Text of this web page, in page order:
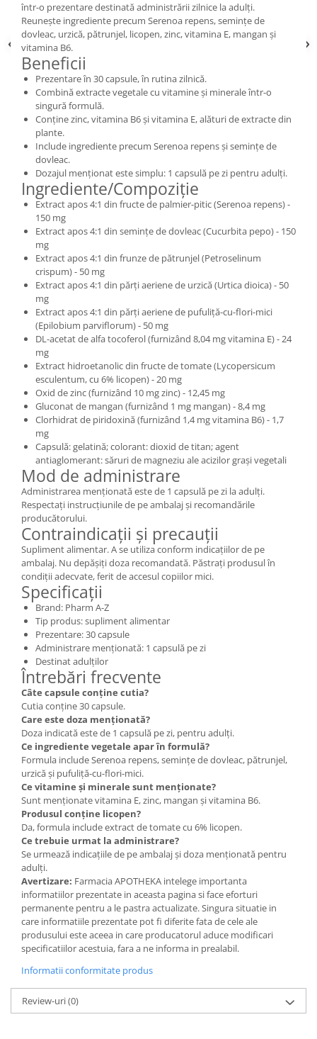
într-o prezentare destinată administrării zilnice la adulți.
Reunește ingrediente precum Serenoa repens, semințe de
dovleac, urzică, pătrunjel, licopen, zinc, vitamina E, mangan și
vitamina B6.
Beneficii
Prezentare în 30 capsule, în rutina zilnică.
Combină extracte vegetale cu vitamine și minerale într-o
singură formulă.
Conține zinc, vitamina B6 și vitamina E, alături de extracte din
plante.
Include ingrediente precum Serenoa repens și semințe de
dovleac.
Dozajul menționat este simplu: 1 capsulă pe zi pentru adulți.
Ingrediente/Compoziție
Extract apos 4:1 din fructe de palmier-pitic (Serenoa repens) -
150 mg
Extract apos 4:1 din semințe de dovleac (Cucurbita pepo) - 150
mg
Extract apos 4:1 din frunze de pătrunjel (Petroselinum
crispum) - 50 mg
Extract apos 4:1 din părți aeriene de urzică (Urtica dioica) - 50
mg
Extract apos 4:1 din părți aeriene de pufuliță-cu-flori-mici
(Epilobium parviflorum) - 50 mg
DL-acetat de alfa tocoferol (furnizând 8,04 mg vitamina E) - 24
mg
Extract hidroetanolic din fructe de tomate (Lycopersicum
esculentum, cu 6% licopen) - 20 mg
Oxid de zinc (furnizând 10 mg zinc) - 12,45 mg
Gluconat de mangan (furnizând 1 mg mangan) - 8,4 mg
Clorhidrat de piridoxină (furnizând 1,4 mg vitamina B6) - 1,7
mg
Capsulă: gelatină; colorant: dioxid de titan; agent
antiaglomerant: săruri de magneziu ale acizilor grași vegetali
Mod de administrare
Administrarea menționată este de 1 capsulă pe zi la adulți.
Respectați instrucțiunile de pe ambalaj și recomandările
producătorului.
Contraindicații și precauții
Supliment alimentar. A se utiliza conform indicațiilor de pe
ambalaj. Nu depășiți doza recomandată. Păstrați produsul în
condiții adecvate, ferit de accesul copiilor mici.
Specificații
Brand: Pharm A-Z
Tip produs: supliment alimentar
Prezentare: 30 capsule
Administrare menționată: 1 capsulă pe zi
Destinat adulților
Întrebări frecvente
Câte capsule conține cutia?
Cutia conține 30 capsule.
Care este doza menționată?
Doza indicată este de 1 capsulă pe zi, pentru adulți.
Ce ingrediente vegetale apar în formulă?
Formula include Serenoa repens, semințe de dovleac, pătrunjel,
urzică și pufuliță-cu-flori-mici.
Ce vitamine și minerale sunt menționate?
Sunt menționate vitamina E, zinc, mangan și vitamina B6.
Produsul conține licopen?
Da, formula include extract de tomate cu 6% licopen.
Ce trebuie urmat la administrare?
Se urmează indicațiile de pe ambalaj și doza menționată pentru
adulți.
Avertizare: Farmacia APOTHEKA intelege importanta
informatiilor prezentate in aceasta pagina si face eforturi
permanente pentru a le pastra actualizate. Singura situatie in
care informatiile prezentate pot fi diferite fata de cele ale
produsului este aceea in care producatorul aduce modificari
specificatiilor acestuia, fara a ne informa in prealabil.
Informatii conformitate produs
Review-uri(0)